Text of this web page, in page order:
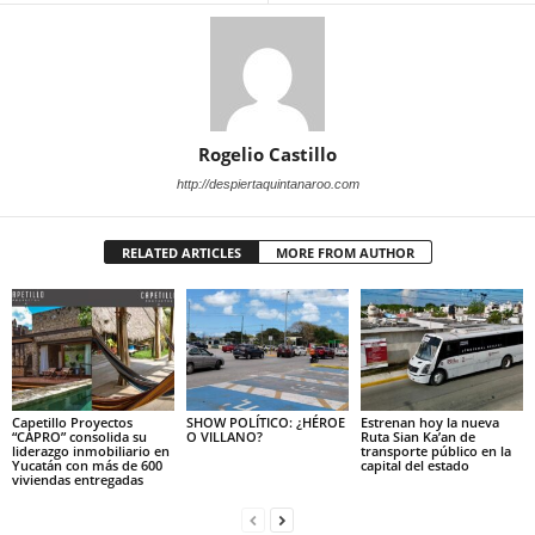
Rogelio Castillo
http://despiertaquintanaroo.com
RELATED ARTICLES MORE FROM AUTHOR
Capetillo Proyectos
“CAPRO” consolida su
liderazgo inmobiliario en
Yucatán con más de 600
viviendas entregadas
SHOW POLÍTICO: ¿HÉROE
O VILLANO?
Estrenan hoy la nueva
Ruta Sian Ka’an de
transporte público en la
capital del estado